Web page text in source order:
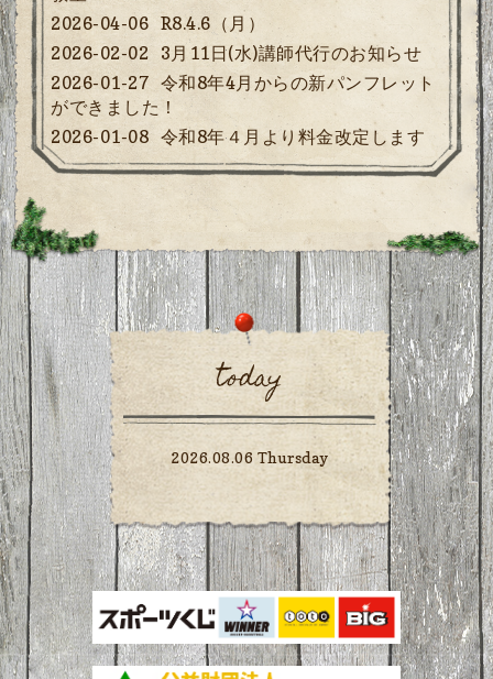
2026-04-06 R8.4.6（月）
2026-02-02 3月11日(水)講師代行のお知らせ
2026-01-27 令和8年4月からの新パンフレット
ができました！
2026-01-08 令和8年４月より料金改定します
today
2026.08.06 Thursday